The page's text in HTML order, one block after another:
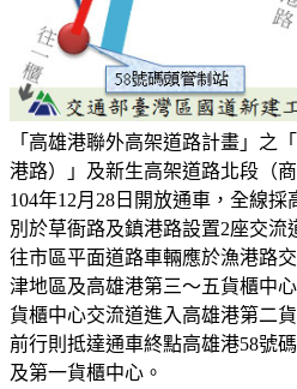
「高雄港聯外高架道路計畫」之
港路）」及新生高架道路北段（
104年12月28日開放通車，全線
別於草衙路及鎮港路設置2座交流
往市區平面道路車輛應於漁港路
津地區及高雄港第三～五貨櫃中
貨櫃中心交流道進入高雄港第二
前行則抵達通車終點高雄港58號
及第一貨櫃中心。